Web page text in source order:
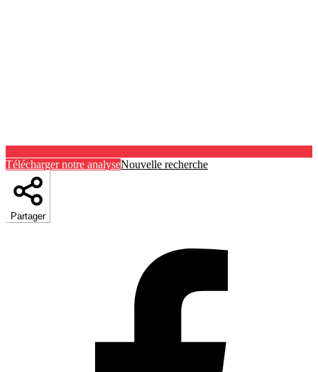
Télécharger notre analyseNouvelle recherche
Partager